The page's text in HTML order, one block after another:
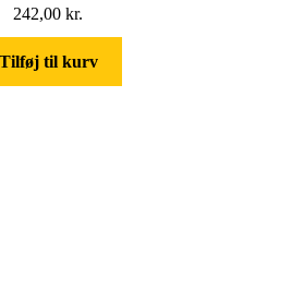
242,00 kr.
Tilføj til kurv